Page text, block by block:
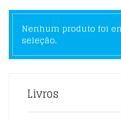
Nenhum produto foi
seleção.
Livros